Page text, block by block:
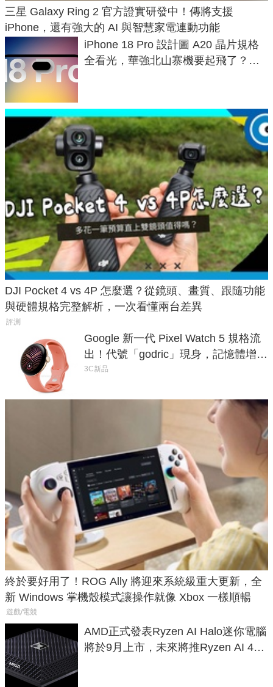
三星 Galaxy Ring 2 官方證實研發中！傳將支援
iPhone，還有強大的 AI 與智慧家電連動功能
iPhone 18 Pro 設計圖 A20 晶片規格
全看光，華強北山寨機要起飛了？專
DJI Pocket 4 vs 4P 怎麼選？從鏡頭、畫質、跟隨功能
與硬體規格完整解析，一次看懂兩台差異
評測
Google 新一代 Pixel Watch 5 規格流
出！代號「godric」現身，記憶體增強
鎖定 AI 應用
3C新品
終於要好用了！ROG Ally 將迎來系統級重大更新，全
新 Windows 掌機殼模式讓操作就像 Xbox 一樣順暢
遊戲/電競
AMD正式發表Ryzen AI Halo迷你電腦
將於9月上市，未來將推Ryzen AI 400